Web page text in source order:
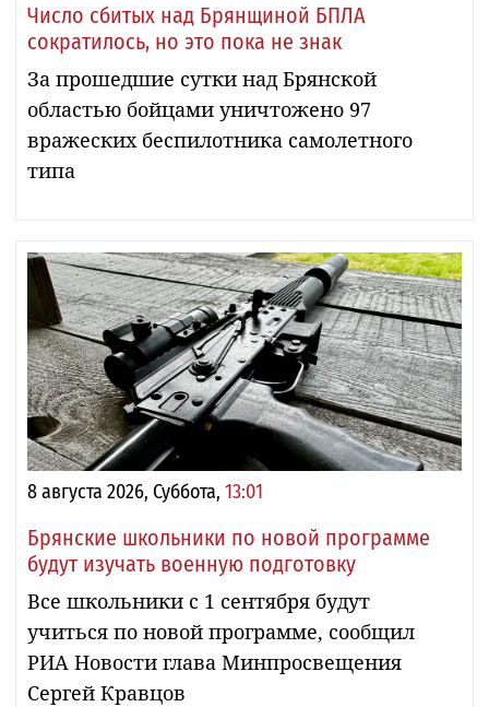
Число сбитых над Брянщиной БПЛА
сократилось, но это пока не знак
За прошедшие сутки над Брянской
областью бойцами уничтожено 97
вражеских беспилотника самолетного
типа
8 августа 2026, Суббота, 13:01
Брянские школьники по новой программе
будут изучать военную подготовку
Все школьники с 1 сентября будут
учиться по новой программе, сообщил
РИА Новости глава Минпросвещения
Сергей Кравцов